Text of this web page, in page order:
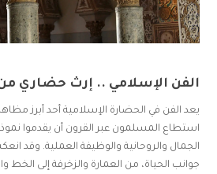
الفن الإسلامي .. إرث حضاري من
يعد الفن في الحضارة الإسلامية أحد أبرز مظاهر
استطاع المسلمون عبر القرون أن يقدموا
الجمال والروحانية والوظيفة العملية. وقد
جوانب الحياة، من العمارة والزخرفة إلى الخط